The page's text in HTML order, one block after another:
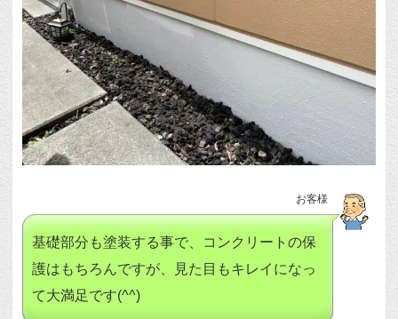
お客様
基礎部分も塗装する事で、コンクリートの保
護はもちろんですが、見た目もキレイになっ
て大満足です(^^)